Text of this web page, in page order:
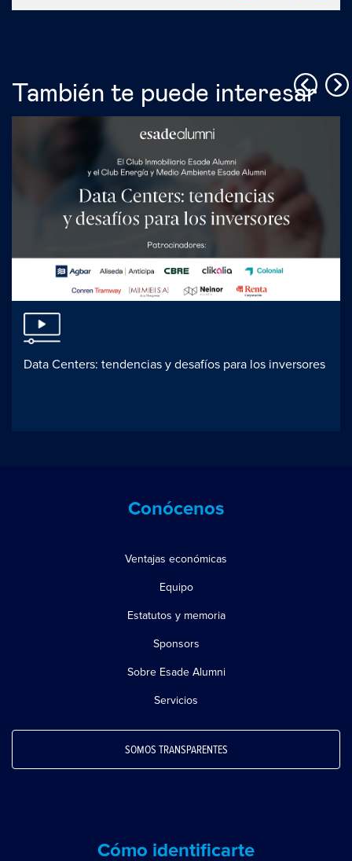
También te puede interesar
Data Centers: tendencias y desafíos para los inversores
Conócenos
Ventajas económicas
Equipo
Estatutos y memoria
Sponsors
Sobre Esade Alumni
Servicios
SOMOS TRANSPARENTES
Cómo identificarte